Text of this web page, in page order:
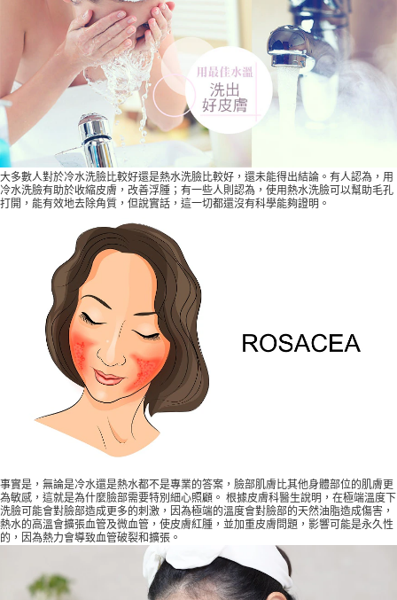
大多數人對於冷水洗臉比較好還是熱水洗臉比較好，還未能得出結論。有人認為，用
冷水洗臉有助於收縮皮膚，改善浮腫；有一些人則認為，使用熱水洗臉可以幫助毛孔
打開，能有效地去除角質，但說實話，這一切都還沒有科學能夠證明。
事實是，無論是冷水還是熱水都不是專業的答案，臉部肌膚比其他身體部位的肌膚更
為敏感，這就是為什麼臉部需要特別細心照顧。 根據皮膚科醫生說明，在極端溫度下
洗臉可能會對臉部造成更多的刺激，因為極端的溫度會對臉部的天然油脂造成傷害，
熱水的高溫會擴張血管及微血管，使皮膚紅腫，並加重皮膚問題，影響可能是永久性
的，因為熱力會導致血管破裂和擴張。